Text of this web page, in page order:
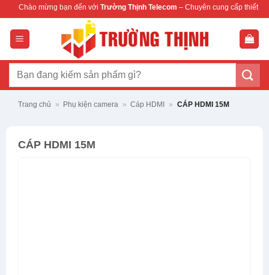
dung
bạn đến vớiTrường Thịnh Telecom– Chuyên cung cấp thiết bị mạng &
Tìm
Trang chủ » Phụ kiện camera » Cáp HDMI » CÁP HDMI 15M
CÁP HDMI 15M